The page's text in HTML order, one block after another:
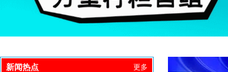
更多
新闻热点